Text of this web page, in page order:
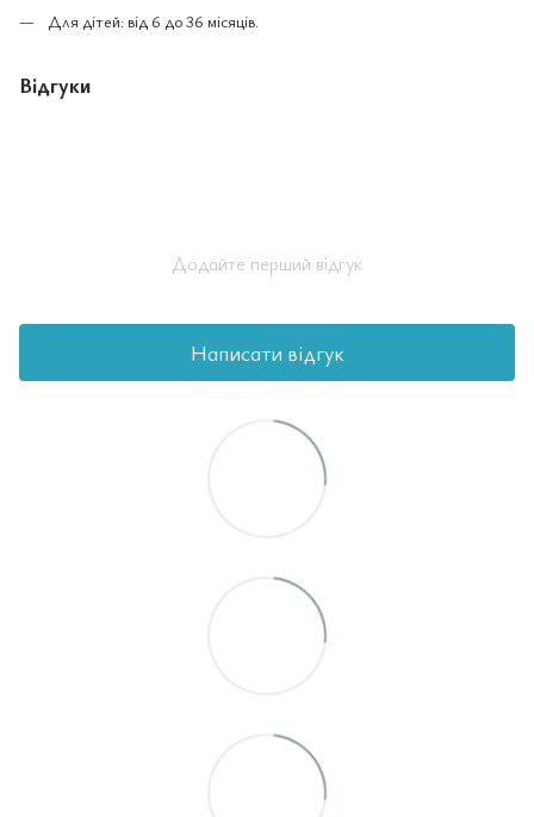
Для дітей: від 6 до 36 місяців.
Відгуки
Додайте перший відгук
Написати відгук